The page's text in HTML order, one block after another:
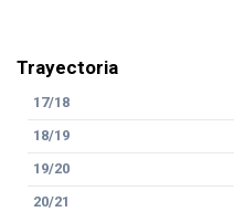
Trayectoria
17/18
18/19
19/20
20/21